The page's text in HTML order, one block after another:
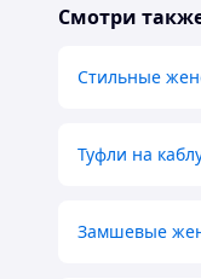
Смотри
Стильные
Туфли на
Замшевые